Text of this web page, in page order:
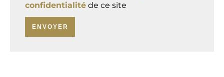
confidentialité de ce site
ENVOYER